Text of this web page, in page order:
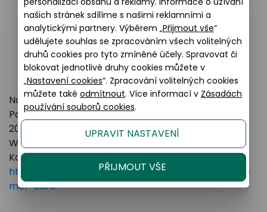
Název výrobce: LUXOTTICA GROUP
Poštovní adresa: Piazzale Luigi Cadorna 3 Milano,
20123 Italy
Webové stránky:
https://www.essilorluxottica.com
Kontakt:
https://www.essilorluxottica.com/en/brands/custo
mer-care
našich stránek sdílíme s našimi reklamními a
analytickými partnery. Výběrem „Přijmout vše“
udělujete souhlas se zpracováním všech volitelných
druhů cookies pro tyto zmíněné účely. Spravovat či
blokovat jednotlivé druhy cookies můžete v
„Nastavení cookies“. Zpracování volitelných cookies
můžete také odmítnout. Více informací v Zásadách
používání souborů cookies.
UPRAVIT NASTAVENÍ
PŘIJMOUT VŠE